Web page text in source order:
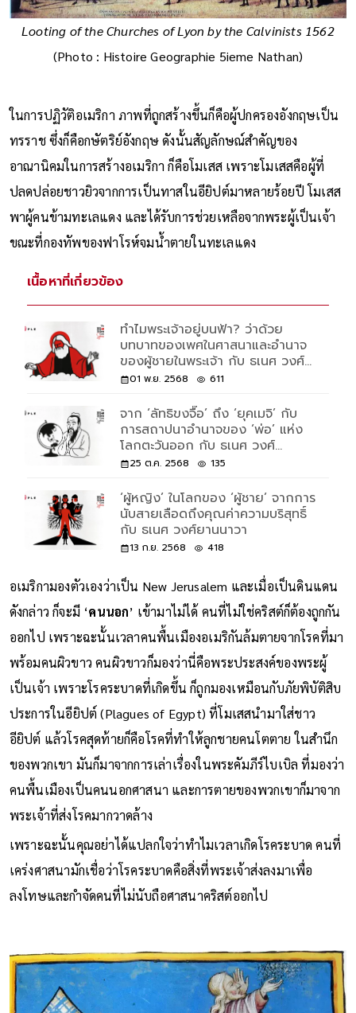
Looting of the Churches of Lyon by the Calvinists 1562
(Photo : Histoire Geographie 5ieme Nathan)
ในการปฏิวัติอเมริกา ภาพที่ถูกสร้างขึ้นก็คือผู้ปกครองอังกฤษเป็น
ทรราช ซึ่งก็คือกษัตริย์อังกฤษ ดังนั้นสัญลักษณ์สำคัญของ
อาณานิคมในการสร้างอเมริกา ก็คือโมเสส เพราะโมเสสคือผู้ที่
ปลดปล่อยชาวยิวจากการเป็นทาสในอียิปต์มาหลายร้อยปี โมเสส
พาผู้คนข้ามทะเลแดง และได้รับการช่วยเหลือจากพระผู้เป็นเจ้า
ขณะที่กองทัพของฟาโรห์จมน้ำตายในทะเลแดง
เนื้อหาที่เกี่ยวข้อง
ทำไมพระเจ้าอยู่บนฟ้า? ว่าด้วย
บทบาทของเพศในศาสนาและอำนาจ
ของผู้ชายในพระเจ้า กับ ธเนศ วงศ์
ยานนาวา
01 พ.ย. 2568 611
จาก ‘ลัทธิขงจื๊อ’ ถึง ‘ยุคเมจิ’ กับ
การสถาปนาอำนาจของ ‘พ่อ’ แห่ง
โลกตะวันออก กับ ธเนศ วงศ์
ยานนาวา
25 ต.ค. 2568 135
‘ผู้หญิง’ ในโลกของ ‘ผู้ชาย’ จากการ
นับสายเลือดถึงคุณค่าความบริสุทธิ์
กับ ธเนศ วงศ์ยานนาวา
13 ก.ย. 2568 418
อเมริกามองตัวเองว่าเป็น New Jerusalem และเมื่อเป็นดินแดน
ดังกล่าว ก็จะมี ‘คนนอก’ เข้ามาไม่ได้ คนที่ไม่ใช่คริสต์ก็ต้องถูกกัน
ออกไป เพราะฉะนั้นเวลาคนพื้นเมืองอเมริกันล้มตายจากโรคที่มา
พร้อมคนผิวขาว คนผิวขาวก็มองว่านี่คือพระประสงค์ของพระผู้
เป็นเจ้า เพราะโรคระบาดที่เกิดขึ้น ก็ถูกมองเหมือนกับภัยพิบัติสิบ
ประการในอียิปต์ (Plagues of Egypt) ที่โมเสสนำมาใส่ชาว
อียิปต์ แล้วโรคสุดท้ายก็คือโรคที่ทำให้ลูกชายคนโตตาย ในสำนึก
ของพวกเขา มันก็มาจากการเล่าเรื่องในพระคัมภีร์ไบเบิล ที่มองว่า
คนพื้นเมืองเป็นคนนอกศาสนา และการตายของพวกเขาก็มาจาก
พระเจ้าที่ส่งโรคมากวาดล้าง
เพราะฉะนั้นคุณอย่าได้แปลกใจว่าทำไมเวลาเกิดโรคระบาด คนที่
เคร่งศาสนามักเชื่อว่าโรคระบาดคือสิ่งที่พระเจ้าส่งลงมาเพื่อ
ลงโทษและกำจัดคนที่ไม่นับถือศาสนาคริสต์ออกไป